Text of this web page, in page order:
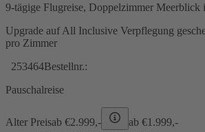
9-tägige Flugreise, Doppelzimmer
Upgrade auf All Inclusive Verpflegung
pro Zimmer
253464Bestellnr.:
Pauschalreise
Alter Preisab €2.999,- ab €1.999,-